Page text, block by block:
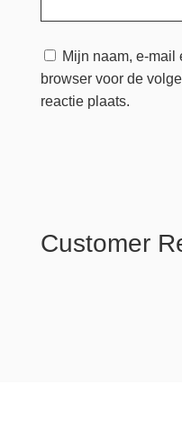
Mijn naam, e-mail
browser voor de
reactie plaats.
Customer